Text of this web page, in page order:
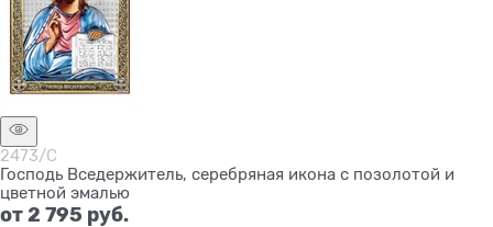
2473/C
Господь Вседержитель, серебряная икона с позолотой и
цветной эмалью
от2 795 руб.